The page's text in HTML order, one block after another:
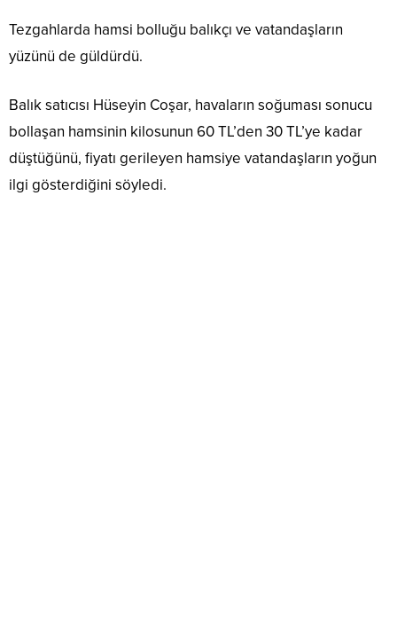
Tezgahlarda hamsi bolluğu balıkçı ve vatandaşların
yüzünü de güldürdü.
Balık satıcısı Hüseyin Coşar, havaların soğuması sonucu
bollaşan hamsinin kilosunun 60 TL’den 30 TL’ye kadar
düştüğünü, fiyatı gerileyen hamsiye vatandaşların yoğun
ilgi gösterdiğini söyledi.